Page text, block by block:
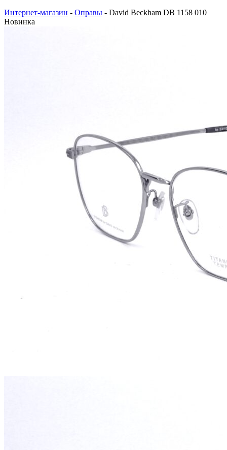
Интернет-магазин - Оправы - David Beckham DB 1158 010
Новинка